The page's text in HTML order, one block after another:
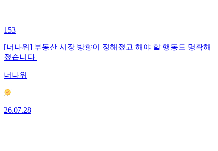
153
[너나위] 부동산 시장 방향이 정해졌고 해야 할 행동도 명확해
졌습니다.
너나위
26.07.28